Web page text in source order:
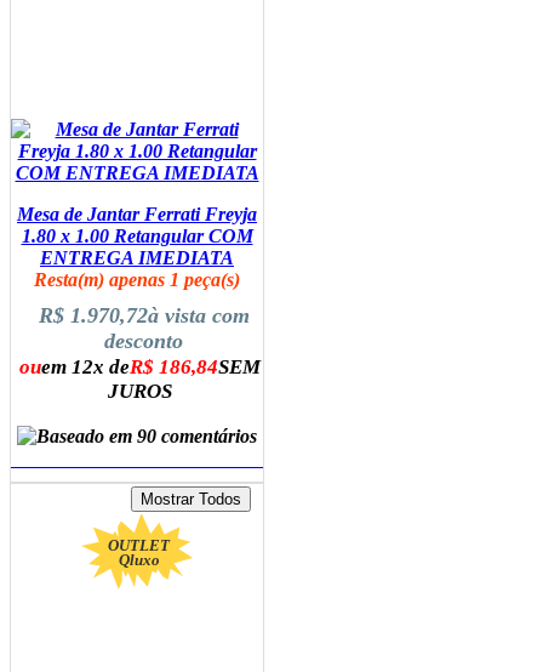
Mesa de Jantar Ferrati Freyja
1.80 x 1.00 Retangular COM
ENTREGA IMEDIATA
Resta(m) apenas 1 peça(s)
R$ 1.970,72à vista com
desconto
ouem 12x deR$ 186,84SEM
JUROS
OUTLET
Qluxo